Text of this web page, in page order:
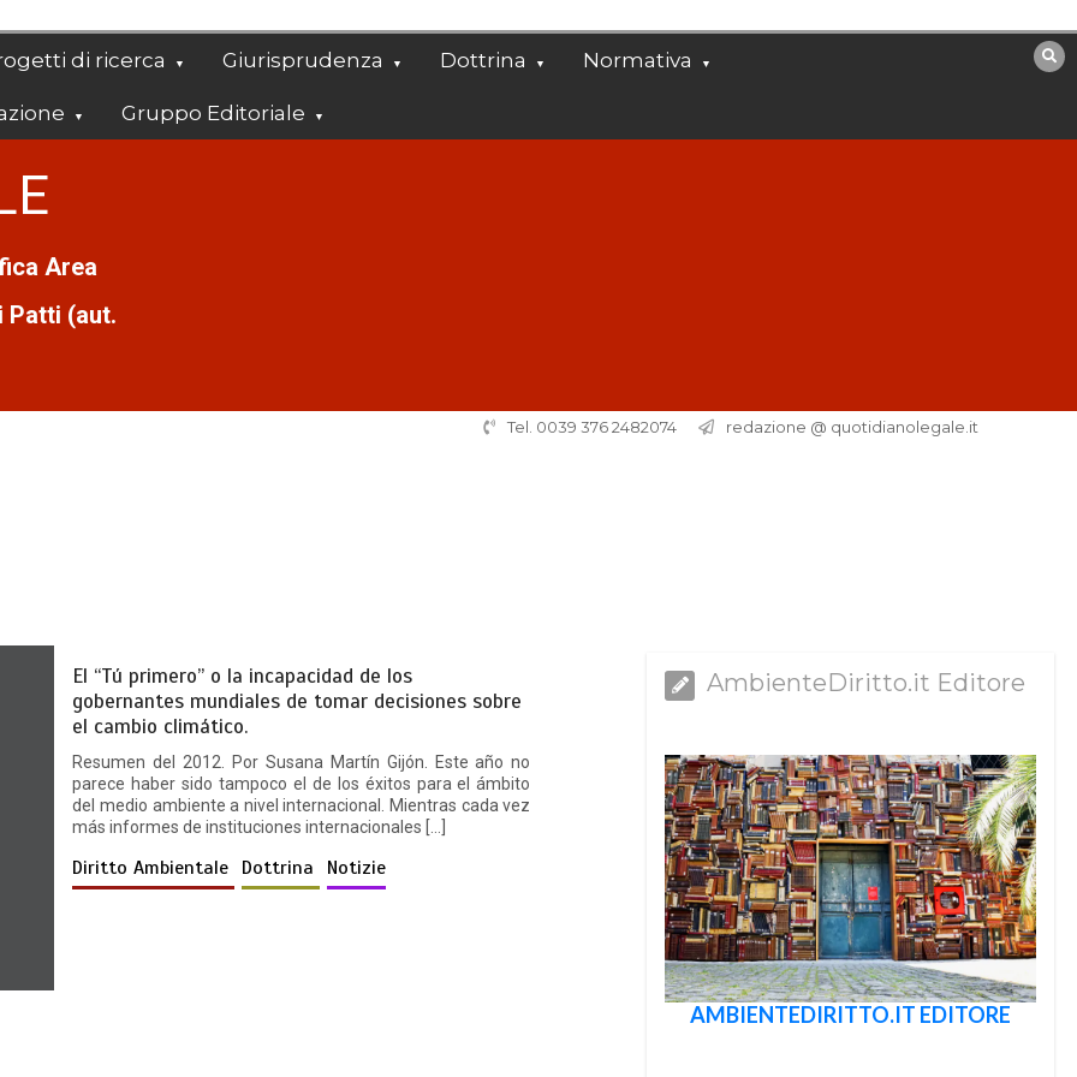
di ricerca Giurisprudenza Dottrina Normativa
Gruppo Editoriale
Area
Patti (aut.
Tel. 0039 376 2482074 redazione @ quotidianolegale.it
El “Tú primero” o la incapacidad de los
gobernantes mundiales de tomar decisiones sobre
el cambio climático.
Resumen del 2012. Por Susana Martín Gijón. Este año no
parece haber sido tampoco el de los éxitos para el ámbito
del medio ambiente a nivel internacional. Mientras cada vez
más informes de instituciones internacionales […]
Diritto Ambientale Dottrina Notizie
AmbienteDiritto.it Editore
AMBIENTEDIRITTO.IT EDITORE